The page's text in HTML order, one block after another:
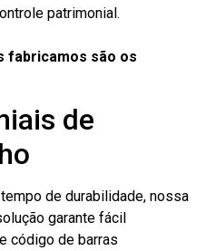
patrimonial.
fabricamos são os
de
de durabilidade, nossa
garante fácil
código de barras